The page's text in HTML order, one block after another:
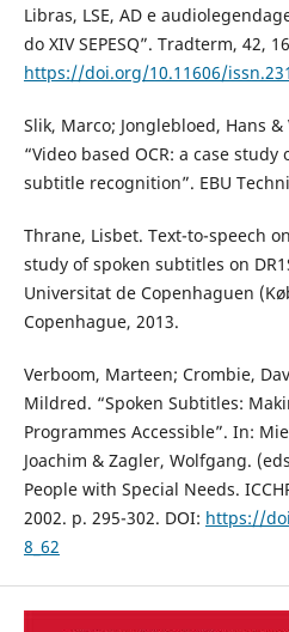
Libras, LSE, AD e
do XIV SEPESQ”. Tradterm, 42,
https://doi.org/10.11606/
Slik, Marco; Jonglebloed, Hans
“Video based OCR: a case
subtitle recognition”. EBU
Thrane, Lisbet. Text-to-speech
study of spoken subtitles on
Universitat de Copenhaguen
Copenhague, 2013.
Verboom, Marteen; Crombie,
Mildred. “Spoken Subtitles:
Programmes Accessible”. In:
Joachim & Zagler, Wolfgang.
People with Special Needs.
2002. p. 295-302. DOI: https://
8_62